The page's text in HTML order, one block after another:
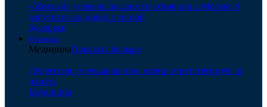
«Желтый» уровень опасности объявили в Москве 6
августа из-за дождя с грозой
Здоровье
Медицина
МедицинаПоказать больше
Депрессия уменьшила зону мозга, ответственную за
память
Медицина